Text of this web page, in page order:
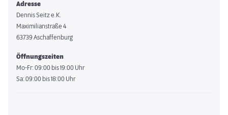
Adresse
Dennis Seitz e.K.
Maximilianstraße 4
63739 Aschaffenburg
Öffnungszeiten
Mo-Fr: 09:00 bis 19:00 Uhr
Sa: 09:00 bis 18:00 Uhr